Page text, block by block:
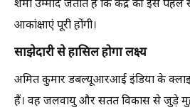
शर्मा उम्मीद जताते हैं कि केंद्र की इस
आकांक्षाएं पूरी होंगी।
साझेदारी से हासिल होगा लक्ष्य
अमित कुमार डबल्यूआरआई इंडिया के
हैं। वह जलवायु और सतत विकास से जुड़े